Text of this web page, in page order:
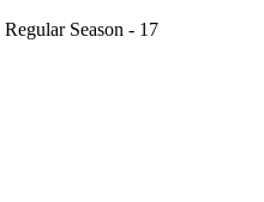
Regular Season - 17